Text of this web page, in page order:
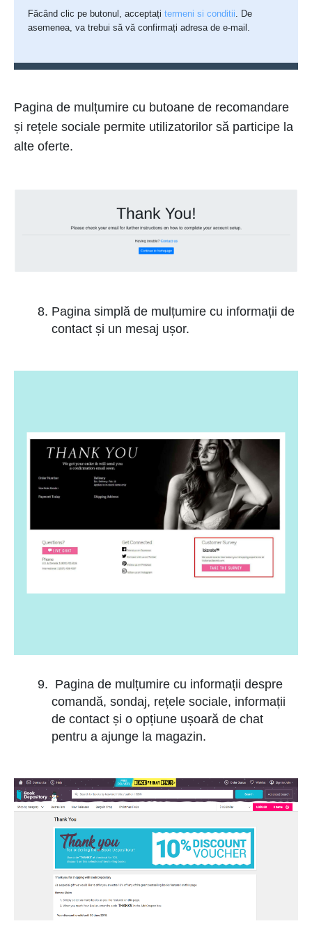
Făcând clic pe butonul, acceptațitermeni si conditii. De
asemenea, va trebui să vă confirmați adresa de e-mail.
Pagina de mulțumire cu butoane de recomandare
și rețele sociale permite utilizatorilor să participe la
alte oferte.
Pagina simplă de mulțumire cu informații de
contact și un mesaj ușor.
Pagina de mulțumire cu informații despre
comandă, sondaj, rețele sociale, informații
de contact și o opțiune ușoară de chat
pentru a ajunge la magazin.